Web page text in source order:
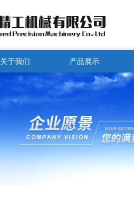
关于我们 产品展示